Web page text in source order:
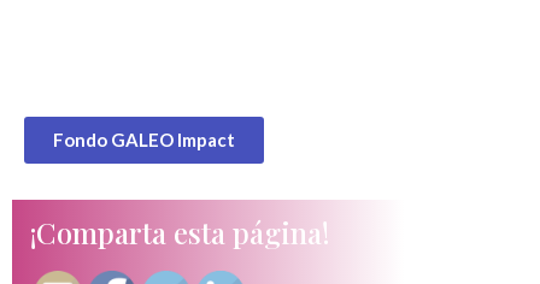
Fondo GALEO Impact
¡Comparta esta página!